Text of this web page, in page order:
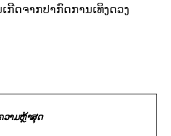
ກີດຈາກປາກົດການເທິງດວງ
ວາມຫຼ້າສຸດ